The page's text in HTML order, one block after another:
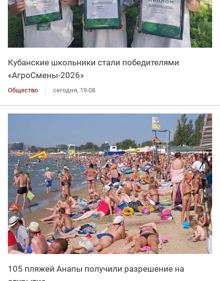
Кубанские школьники стали победителями
«АгроСмены-2026»
Общество сегодня, 19:08
105 пляжей Анапы получили разрешение на